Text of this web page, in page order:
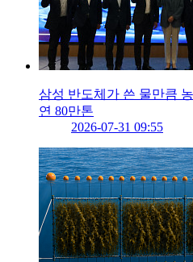
삼성 반도체가 쓴 물만큼
연 80만톤
2026-07-31 09:55